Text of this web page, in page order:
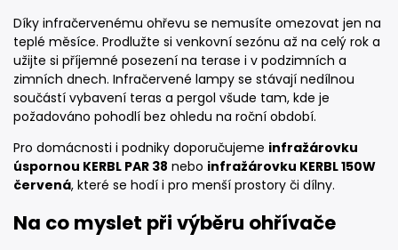
Díky infračervenému ohřevu se nemusíte omezovat jen na
teplé měsíce. Prodlužte si venkovní sezónu až na celý rok a
užijte si příjemné posezení na terase i v podzimních a
zimních dnech. Infračervené lampy se stávají nedílnou
součástí vybavení teras a pergol všude tam, kde je
požadováno pohodlí bez ohledu na roční období.
Pro domácnosti i podniky doporučujeme infražárovku
úspornou KERBL PAR 38 nebo infražárovku KERBL 150W
červená, které se hodí i pro menší prostory či dílny.
Na co myslet při výběru ohřívače